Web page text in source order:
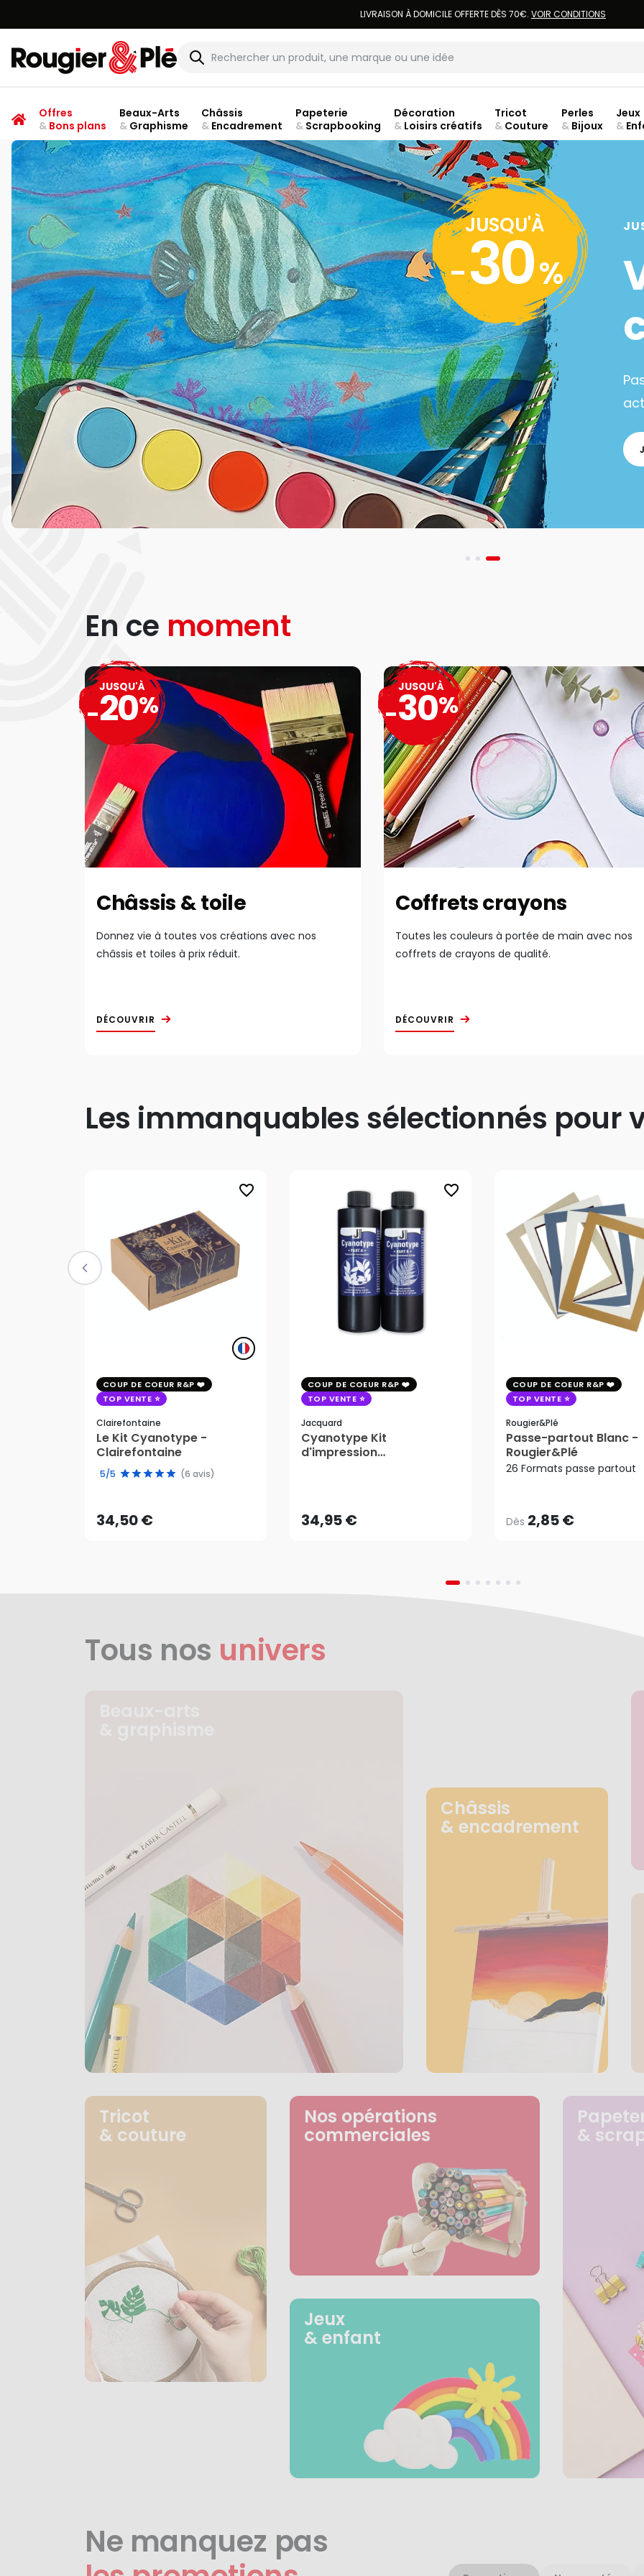
LIVRAISON À DOMICILE OFFERTE DÈS 70€. VOIR CONDITIONS
Rougier & Plé
Offres
&Bons plans
Beaux-Arts
&Graphisme
Châssis
&Encadrement
Papeterie
&Scrapbooking
Décoration
&Loisirs créatifs
Tricot
& Couture
Perles
& Bijoux
Jeux
&
JUSQU'À
-30%
En ce moment
Châssis & toile
Donnez vie à toutes vos créations avec nos
châssis et toiles à prix réduit.
DÉCOUVRIR
JUSQU'À
-20%
Coffrets crayons
Toutes les couleurs à portée de main avec nos
coffrets de crayons de qualité.
DÉCOUVRIR
JUSQU'À
-30%
Les immanquables sélectionnés pour
favorite_border
COUP DE COEUR R&P
TOP VENTE
Clairefontaine
Le Kit Cyanotype -
Clairefontaine
5/5 (6 avis)
34,50 €
34,50 €
AJOUTER AU PANIER
favorite_border
COUP DE COEUR R&P
TOP VENTE
Jacquard
Cyanotype Kit
d'impression
34,95 €AJOUTER AU PANIER
COUP DE COEUR R&P
TOP VENTE
Rougier&plé
Passe-partout Blanc -
Rougier&Plé
26 Formats passe partout
Dès 2,85 €
Dès2,85 €
Tous nos univers
Châssis
& encadrement
Tricot
& couture
Nos opérations
commerciales
Jeux
& enfant
&
Ne manquez pas